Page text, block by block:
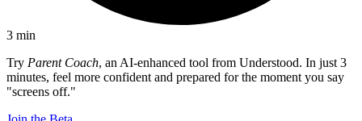
3 min
Try Parent Coach, an AI-enhanced tool from Understood. In just 3
minutes, feel more confident and prepared for the moment you say
"screens off."